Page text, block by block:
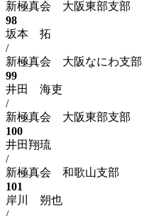
新極真会 大阪東部支部
98
坂本 拓
/
新極真会 大阪なにわ支部
99
井田 海吏
/
新極真会 大阪東部支部
100
井田翔琉
/
新極真会 和歌山支部
101
岸川 朔也